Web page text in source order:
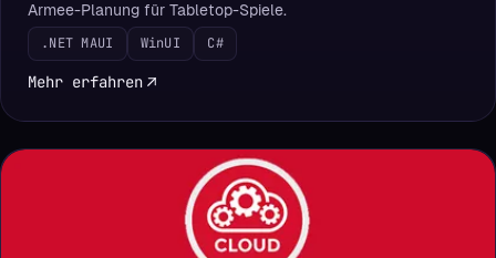
Armee-Planung für Tabletop-Spiele.
.NET MAUI
WinUI C#
Mehr erfahren